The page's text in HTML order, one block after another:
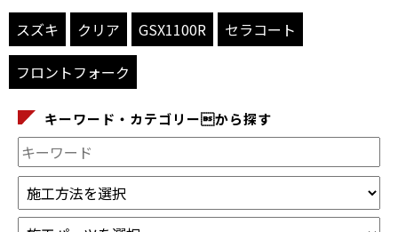
スズキ
クリア GSX1100R
セラコート
フロントフォーク
キーワード・カテゴリーから探す